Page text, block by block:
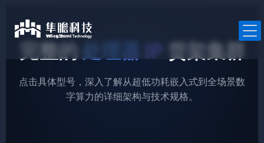
完整的 处理器 IP 货架集群
点击具体型号，深入了解从超低功耗嵌入式到全场景数
字算力的详细架构与技术规格。